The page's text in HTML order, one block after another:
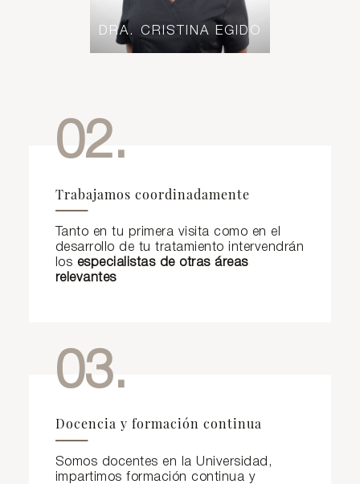
DRA. CRISTINA EGIDO
02.
Trabajamos coordinadamente
Tanto en tu primera visita como en el
desarrollo de tu tratamiento intervendrán
los especialistas de otras áreas
relevantes
03.
Docencia y formación continua
Somos docentes en la Universidad,
impartimos formación continua y